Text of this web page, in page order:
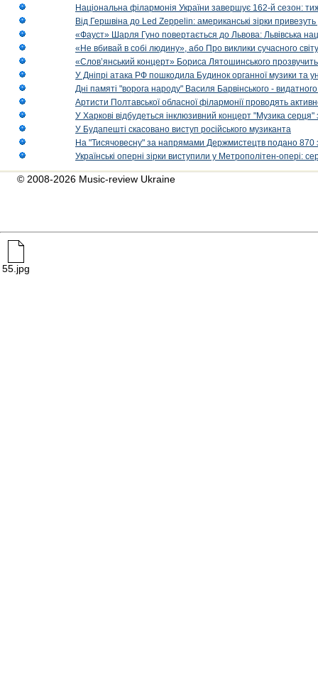
Національна філармонія України завершує 162-й сезон:
Від Гершвіна до Led Zeppelin: американські зірки
«Фауст» Шарля Гуно повертається до Львова: Львівська
«Не вбивай в собі людину», або Про виклики сучасного світу
«Слов’янський концерт» Бориса Лятошинського
У Дніпрі атака РФ пошкодила Будинок органної музики та
Дні памяті "ворога народу" Василя Барвінського -
Артисти Полтавської обласної філармонії проводять
У Харкові відбудеться інклюзивний концерт "Музика
У Будапешті скасовано виступ російського музиканта
На "Тисячовесну" за напрямами Держмистецтв подано 870
Українські оперні зірки виступили у Метрополітен-опері:
© 2008-2026 Music-review Ukraine
55.jpg